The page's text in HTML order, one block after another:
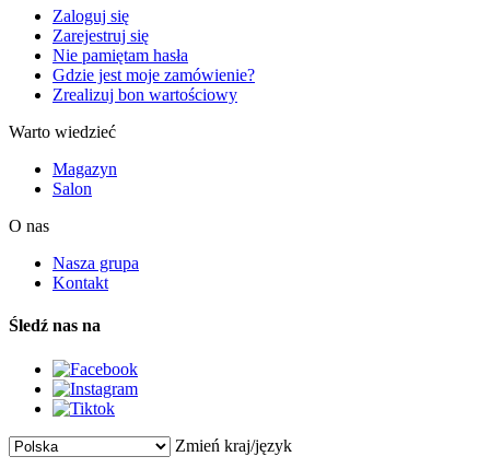
Zaloguj się
Zarejestruj się
Nie pamiętam hasła
Gdzie jest moje zamówienie?
Zrealizuj bon wartościowy
Warto wiedzieć
Magazyn
Salon
O nas
Nasza grupa
Kontakt
Śledź nas na
Zmień kraj/język